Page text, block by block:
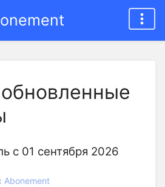
с 01 сентября 2026
Abonement